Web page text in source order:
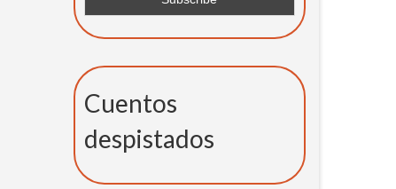
Cuentos
despistados